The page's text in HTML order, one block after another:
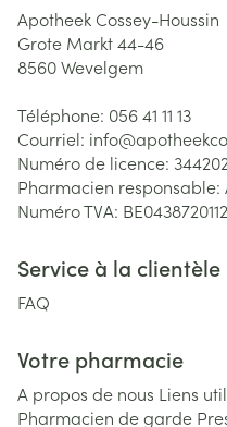
Apotheek Cossey-Houssin
Grote Markt 44-46
8560Wevelgem
Téléphone: 056 41 11 13
Courriel: info@
Numéro de licence: 344202
Pharmacien responsable:
Numéro TVA: BE0438720112
Service à la clientèle
FAQ
Votre pharmacie
A propos de nous Liens
Pharmacien de garde